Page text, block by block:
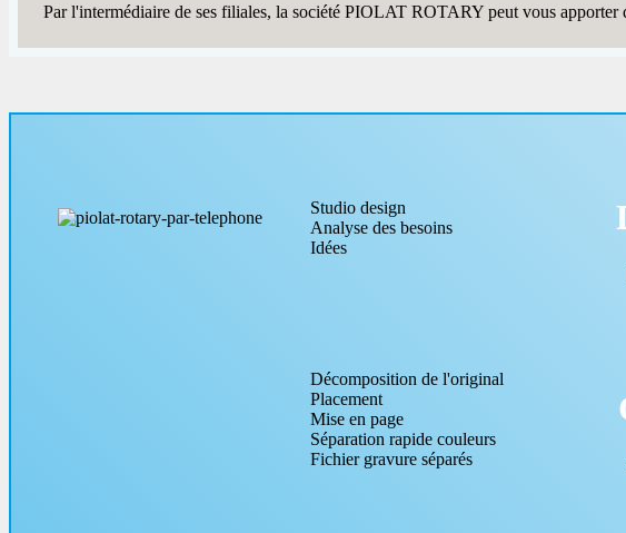
Par l'intermédiaire de ses filiales, la société PIOLAT ROTARY peut vous apporter
Studio design
Analyse des besoins
Idées
Décomposition de l'original
Placement
Mise en page
Séparation rapide couleurs
Fichier gravure séparés